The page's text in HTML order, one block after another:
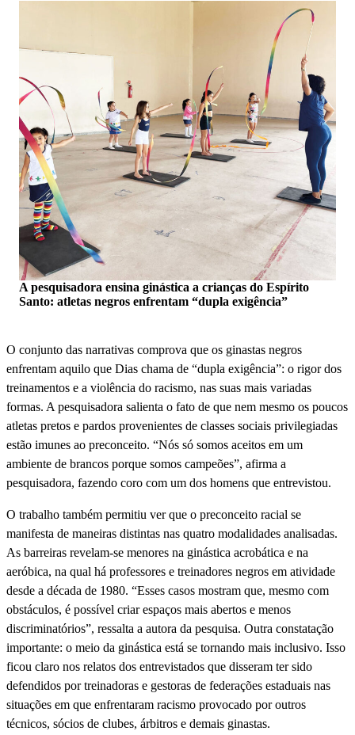
A pesquisadora ensina ginástica a crianças do Espírito
Santo: atletas negros enfrentam “dupla exigência”
O conjunto das narrativas comprova que os ginastas negros
enfrentam aquilo que Dias chama de “dupla exigência”: o rigor dos
treinamentos e a violência do racismo, nas suas mais variadas
formas. A pesquisadora salienta o fato de que nem mesmo os poucos
atletas pretos e pardos provenientes de classes sociais privilegiadas
estão imunes ao preconceito. “Nós só somos aceitos em um
ambiente de brancos porque somos campeões”, afirma a
pesquisadora, fazendo coro com um dos homens que entrevistou.
O trabalho também permitiu ver que o preconceito racial se
manifesta de maneiras distintas nas quatro modalidades analisadas.
As barreiras revelam-se menores na ginástica acrobática e na
aeróbica, na qual há professores e treinadores negros em atividade
desde a década de 1980. “Esses casos mostram que, mesmo com
obstáculos, é possível criar espaços mais abertos e menos
discriminatórios”, ressalta a autora da pesquisa. Outra constatação
importante: o meio da ginástica está se tornando mais inclusivo. Isso
ficou claro nos relatos dos entrevistados que disseram ter sido
defendidos por treinadoras e gestoras de federações estaduais nas
situações em que enfrentaram racismo provocado por outros
técnicos, sócios de clubes, árbitros e demais ginastas.